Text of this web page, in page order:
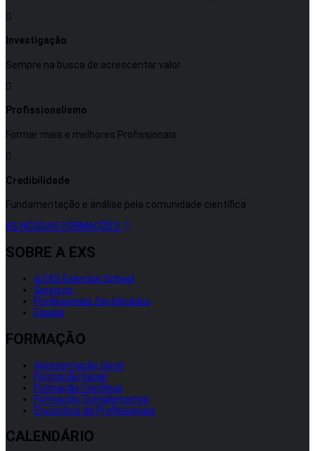
Investigação
Sempre na busca de acrescentar valor
Profissionalismo
Formar mais e melhores Profissionais
Credibilidade
Fundamentação e análise pela comunidade científica
AS NOSSAS FORMAÇÕES
SOBRE A EXS
A EXS Exercise School
Serviços
Profissionais Certificados
Equipa
FORMAÇÃO
Apresentação Geral
Formação Inicial
Formação Contínua
Formação Complementar
Encontros de Profissionais
CALENDÁRIO